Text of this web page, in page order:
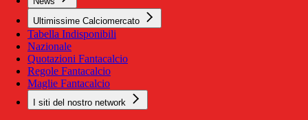
Ultimissime Calciomercato
Tabella Indisponibili
Nazionale
Quotazioni Fantacalcio
Regole Fantacalcio
Maglie Fantacalcio
I siti del nostro network